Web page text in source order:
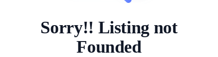
Sorry!! Listing not
Founded